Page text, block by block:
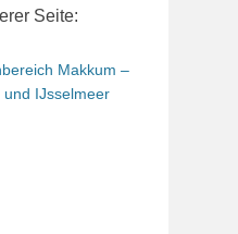
Seite:
Makkum –
IJsselmeer